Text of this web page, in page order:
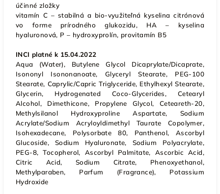
účinné zložky
vitamín C – stabilná a bio-využiteľná kyselina citrónová
vo forme prírodného glukozidu, HA – kyselina
hyaluronová, P – hydroxyprolín, provitamín B5
INCI platné k 15.04.2022
Aqua (Water), Butylene Glycol Dicaprylate/Dicaprate,
Isononyl Isononanoate, Glyceryl Stearate, PEG-100
Stearate, Caprylic/Capric Triglyceride, Ethylhexyl Stearate,
Glycerin, Hydrogenated Coco-Glycerides, Cetearyl
Alcohol, Dimethicone, Propylene Glycol, Ceteareth-20,
Methylsilanol Hydroxyproline Aspartate, Sodium
Acrylate/Sodium Acryloyldimethyl Taurate Copolymer,
Isohexadecane, Polysorbate 80, Panthenol, Ascorbyl
Glucoside, Sodium Hyaluronate, Sodium Polyacrylate,
PEG-8, Tocopherol, Ascorbyl Palmitate, Ascorbic Acid,
Citric Acid, Sodium Citrate, Phenoxyethanol,
Methylparaben, Parfum (Fragrance), Potassium
Hydroxide